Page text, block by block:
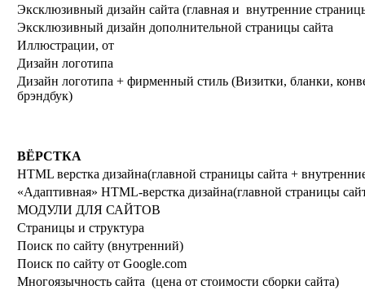
Эксклюзивный дизайн сайта (главная и внутренние
Эксклюзивный дизайн дополнительной страницы сайта
Иллюстрации, от
Дизайн логотипа
Дизайн логотипа + фирменный стиль (Визитки, бланки,
брэндбук)
ВЁРСТКА
HTML верстка дизайна(главной страницы сайта +
«Адаптивная» HTML-верстка дизайна(главной страницы
МОДУЛИ ДЛЯ САЙТОВ
Страницы и структура
Поиск по сайту (внутренний)
Поиск по сайту от Google.com
Многоязычность сайта (цена от стоимости сборки сайта)